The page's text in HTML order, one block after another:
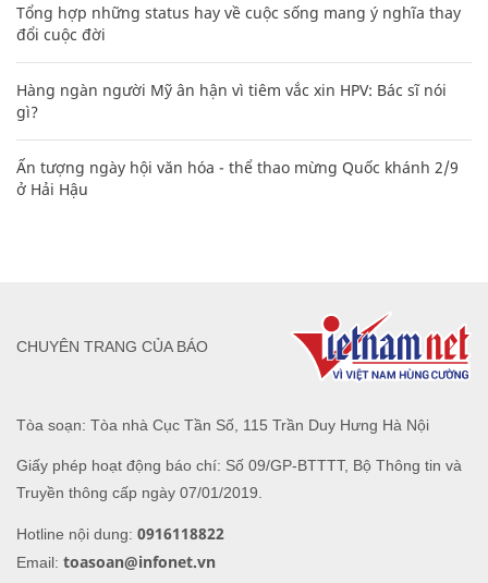
Tổng hợp những status hay về cuộc sống mang ý nghĩa thay
đổi cuộc đời
Hàng ngàn người Mỹ ân hận vì tiêm vắc xin HPV: Bác sĩ nói
gì?
Ấn tượng ngày hội văn hóa - thể thao mừng Quốc khánh 2/9
ở Hải Hậu
Tòa soạn: Tòa nhà Cục Tần Số, 115 Trần Duy Hưng Hà Nội
Giấy phép hoạt động báo chí: Số 09/GP-BTTTT, Bộ Thông tin và
Truyền thông cấp ngày 07/01/2019.
Hotline nội dung: 0916118822
Email: toasoan@infonet.vn
CHUYÊN TRANG CỦA BÁO